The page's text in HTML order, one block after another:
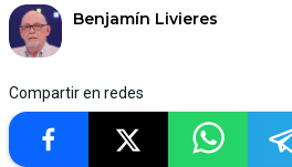
Benjamín Livieres
Compartir en redes